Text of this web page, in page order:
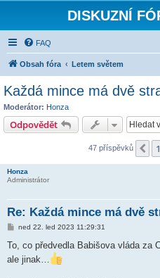
DISKUZNÍ
FAQ
Obsah fóra Letem světem
Každá mince má dvě
Moderátor: Honza
Odpovědět
47 příspěvků 1
Honza
Administrátor
Re: Každá mince má dvě
P
í
s
p
ned 22. led 2023 11:29:31
To, co předvedla Babišova vláda za
ale jinak…